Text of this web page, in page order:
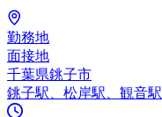
勤務地
面接地
千葉県銚子市
銚子駅、松岸駅、観音駅